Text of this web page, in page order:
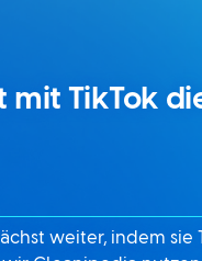
TikTok
weiter, indem sie